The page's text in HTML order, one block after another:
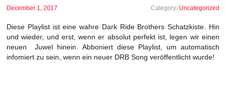
December 1, 2017 Category: Uncategorized
Diese Playlist ist eine wahre Dark Ride Brothers Schatzkiste. Hin
und wieder, und erst, wenn er absolut perfekt ist, legen wir einen
neuen Juwel hinein. Abboniert diese Playlist, um automatisch
infomiert zu sein, wenn ein neuer DRB Song veröffentlicht wurde!